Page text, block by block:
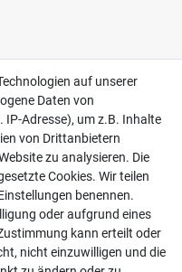
auf unserer
Daten von
IP-Adresse), um z.B. Inhalte
von Drittanbietern
zu analysieren. Die
Cookies. Wir teilen
benennen.
oder aufgrund eines
kann erteilt oder
nicht einzuwilligen und die